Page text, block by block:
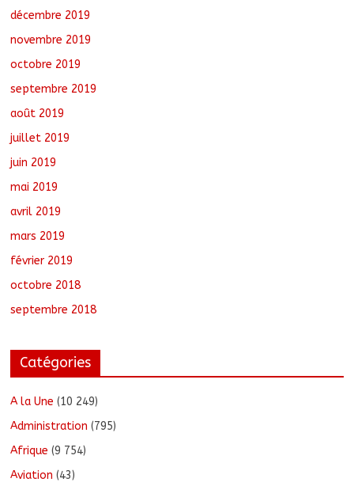
décembre 2019
novembre 2019
octobre 2019
septembre 2019
août 2019
juillet 2019
juin 2019
mai 2019
avril 2019
mars 2019
février 2019
octobre 2018
septembre 2018
Catégories
A la Une (10 249)
Administration (795)
Afrique (9 754)
Aviation (43)